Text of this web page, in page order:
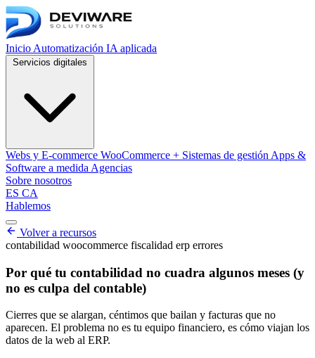
Inicio Automatización IA aplicada
Webs y E-commerce WooCommerce + Sistemas de gestión Apps &
Software a medida Agencias
Sobre nosotros
ES CA
Hablemos
Abrir menú de navegación
Volver a recursos
contabilidad woocommerce fiscalidad erp errores
Por qué tu contabilidad no cuadra algunos meses (y
no es culpa del contable)
Cierres que se alargan, céntimos que bailan y facturas que no
aparecen. El problema no es tu equipo financiero, es cómo viajan los
datos de la web al ERP.